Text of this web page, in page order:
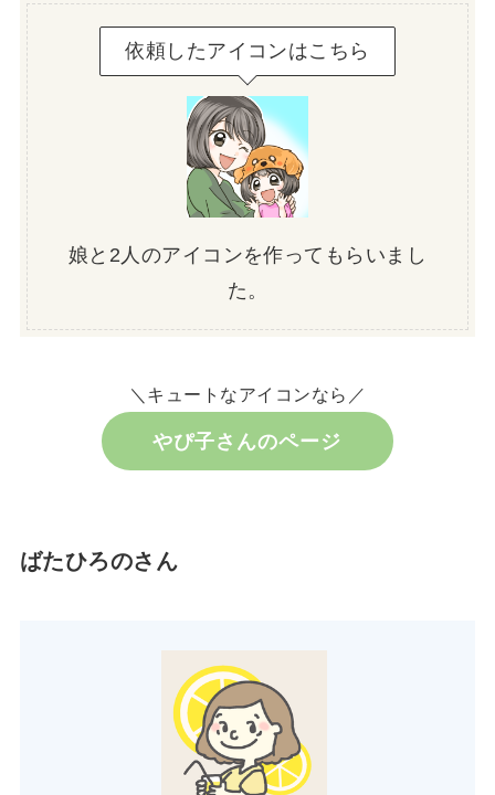
依頼したアイコンはこちら
娘と2人のアイコンを作ってもらいまし
た。
＼キュートなアイコンなら／
やぴ子さんのページ
ばたひろのさん